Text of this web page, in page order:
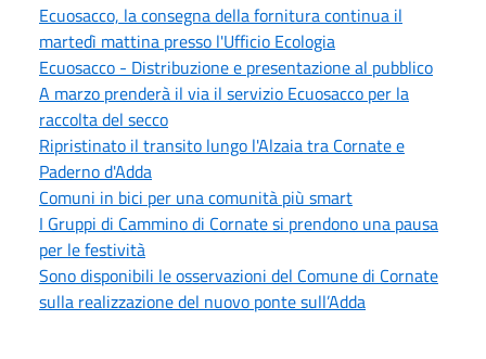
Ecuosacco, la consegna della fornitura continua il
martedì mattina presso l'Ufficio Ecologia
Ecuosacco - Distribuzione e presentazione al pubblico
A marzo prenderà il via il servizio Ecuosacco per la
raccolta del secco
Ripristinato il transito lungo l'Alzaia tra Cornate e
Paderno d'Adda
Comuni in bici per una comunità più smart
I Gruppi di Cammino di Cornate si prendono una pausa
per le festività
Sono disponibili le osservazioni del Comune di Cornate
sulla realizzazione del nuovo ponte sull’Adda